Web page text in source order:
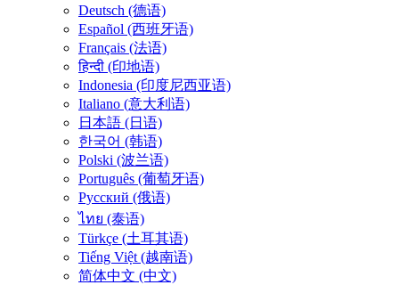
Deutsch (德语)
Español (西班牙语)
Français (法语)
हिन्दी (印地语)
Indonesia (印度尼西亚语)
Italiano (意大利语)
日本語 (日语)
한국어 (韩语)
Polski (波兰语)
Português (葡萄牙语)
Русский (俄语)
ไทย (泰语)
Türkçe (土耳其语)
Tiếng Việt (越南语)
简体中文 (中文)